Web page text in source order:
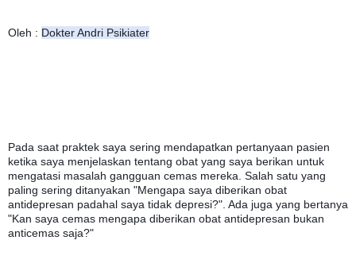
Oleh : Dokter Andri Psikiater
Pada saat praktek saya sering mendapatkan pertanyaan pasien
ketika saya menjelaskan tentang obat yang saya berikan untuk
mengatasi masalah gangguan cemas mereka. Salah satu yang
paling sering ditanyakan "Mengapa saya diberikan obat
antidepresan padahal saya tidak depresi?". Ada juga yang bertanya
"Kan saya cemas mengapa diberikan obat antidepresan bukan
anticemas saja?"